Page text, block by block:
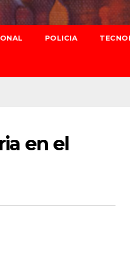
POLICIA
en el